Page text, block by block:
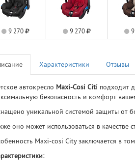
9 270 9 270
Характеристики Отзывы
автокресло Maxi-Cosi Citi подходит
безопасность и комфорт
уникальной системой защиты от
оно может использоваться в
Maxi-cosi City заключается в